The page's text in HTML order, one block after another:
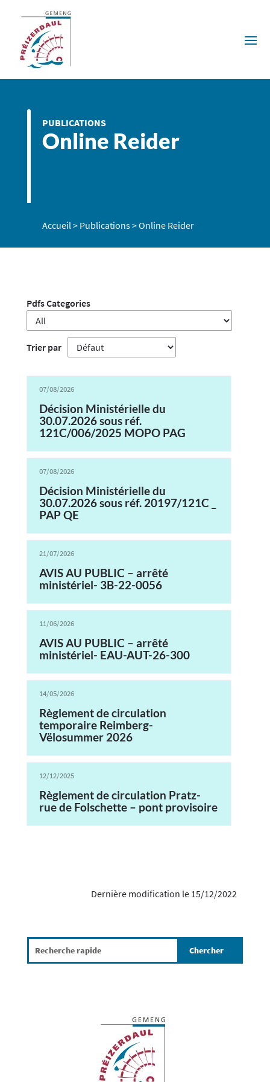
PUBLICATIONS
Online Reider
Accueil> Publications>Online Reider
Pdfs Categories
Trier par
07/08/2026
Décision Ministérielle du
30.07.2026 sous réf.
121C/006/2025 MOPO PAG
07/08/2026
Décision Ministérielle du
30.07.2026 sous réf. 20197/121C _
PAP QE
21/07/2026
AVIS AU PUBLIC – arrêté
ministériel- 3B-22-0056
11/06/2026
AVIS AU PUBLIC – arrêté
ministériel- EAU-AUT-26-300
14/05/2026
Règlement de circulation
temporaire Reimberg-
Vëlosummer 2026
12/12/2025
Règlement de circulation Pratz-
rue de Folschette – pont provisoire
Dernière modification le 15/12/2022